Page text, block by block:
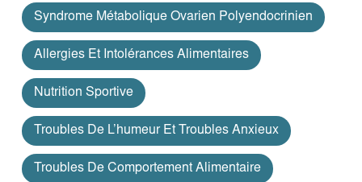
Syndrome Métabolique Ovarien Polyendocrinien
Allergies Et Intolérances Alimentaires
Nutrition Sportive
Troubles De L’humeur Et Troubles Anxieux
Troubles De Comportement Alimentaire